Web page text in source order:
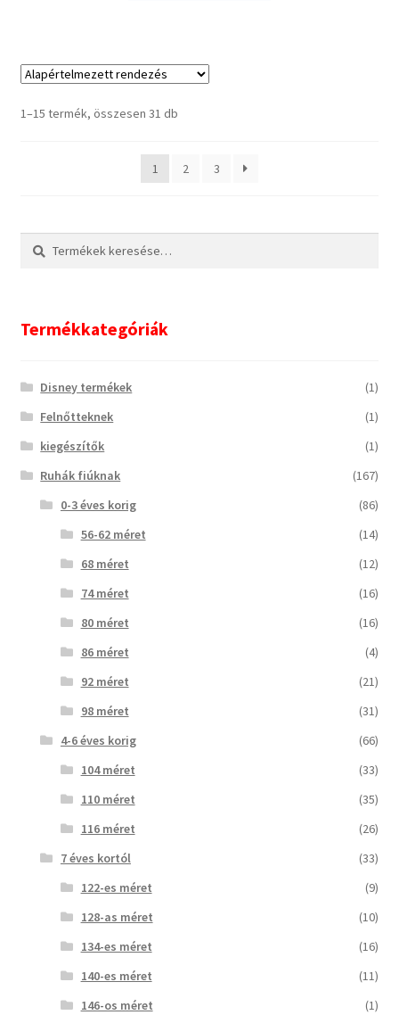
1–15 termék, összesen 31 db
1 2 3
Keresés
Keresés
Termékkategóriák
Disney termékek
(1)
Felnőtteknek
(1)
kiegészítők
(1)
Ruhák fiúknak
(167)
0-3 éves korig
(86)
56-62 méret
(14)
68 méret
(12)
74 méret
(16)
80 méret
(16)
86 méret
(4)
92 méret
(21)
98 méret
(31)
4-6 éves korig
(66)
104 méret
(33)
110 méret
(35)
116 méret
(26)
7 éves kortól
(33)
122-es méret
(9)
128-as méret
(10)
134-es méret
(16)
140-es méret
(11)
146-os méret
(1)